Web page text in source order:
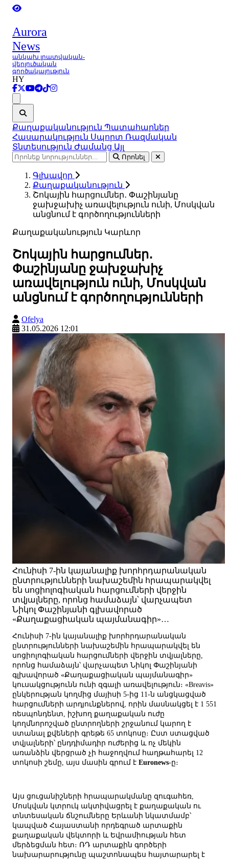
Aurora
News
անկախ լրատվական-
վերլուծական
գործակալություն
HY
Քաղաքականություն Պատահարներ
Հասարակություն Սպորտ Ռազմական
Տնտեսություն Ժամանց Այլ
Որոնել
Գլխավոր
Քաղաքականություն
Շոկային հարցումներ․ Փաշինյանը
ջախջախիչ առավելություն ունի, Մոսկվան
անցնում է գործողությունների
Քաղաքականություն Կարևոր
Շոկային հարցումներ․
Փաշինյանը ջախջախիչ
առավելություն ունի, Մոսկվան
անցնում է գործողությունների
Ofelya
31.05.2026 12:01
Հունիսի 7-ին կայանալիք խորհրդարանական
ընտրությունների նախաշեմին հրապարակվել
են սոցիոլոգիական հարցումների վերջին
տվյալները, որոնց համաձայն՝ վարչապետ
Նիկոլ Փաշինյանի գլխավորած
«Քաղաքացիական պայմանագիր»…
Հունիսի 7-ին կայանալիք խորհրդարանական
ընտրությունների նախաշեմին հրապարակվել են
սոցիոլոգիական հարցումների վերջին տվյալները,
որոնց համաձայն՝ վարչապետ Նիկոլ Փաշինյանի
գլխավորած «Քաղաքացիական պայմանագիր»
կուսակցությունն ունի զգալի առավելություն։ «Breavis»
ընկերության կողմից մայիսի 5-ից 11-ն անցկացված
հարցումների արդյունքներով, որին մասնակցել է 1 551
ռեսպոնդենտ, իշխող քաղաքական ուժը
կողմնորոշված ընտրողների շրջանում կարող է
ստանալ քվեների գրեթե 65 տոկոսը։ Ըստ ստացված
տվյալների՝ ընդդիմադիր ուժերից և ոչ մեկին
առանձին վերցրած չի հաջողվում հաղթահարել 12
տոկոսի շեմը, այս մասին գրում է Euronews-ը։
Այս ցուցանիշների հրապարակմանը զուգահեռ,
Մոսկվան կտրուկ ակտիվացրել է քաղաքական ու
տնտեսական ճնշումները Երևանի նկատմամբ՝
կապված Հայաստանի որդեգրած արտաքին
քաղաքական վեկտորի և Եվրամիության հետ
մերձեցման հետ։ ՌԴ արտաքին գործերի
նախարարությունը պաշտոնապես հայտարարել է